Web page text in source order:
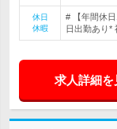
休日
休暇
# 【年間休
日出勤あり*
求人詳細を